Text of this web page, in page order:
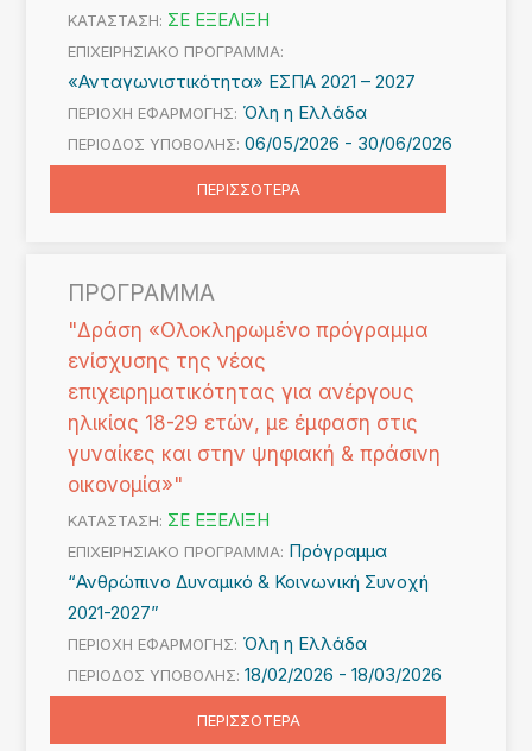
ΚΑΤΑΣΤΑΣΗ: ΣΕ ΕΞΕΛΙΞΗ
ΕΠΙΧΕΙΡΗΣΙΑΚΟ ΠΡΟΓΡΑΜΜΑ:
«Ανταγωνιστικότητα» ΕΣΠΑ 2021 – 2027
ΠΕΡΙΟΧΗ ΕΦΑΡΜΟΓΗΣ: Όλη η Ελλάδα
ΠΕΡΙΟΔΟΣ ΥΠΟΒΟΛΗΣ:06/05/2026 - 30/06/2026
ΠΕΡΙΣΣΟΤΕΡΑ
ΠΡΟΓΡΑΜΜΑ
"Δράση «Ολοκληρωμένο πρόγραμμα
ενίσχυσης της νέας
επιχειρηματικότητας για ανέργους
ηλικίας 18-29 ετών, με έμφαση στις
γυναίκες και στην ψηφιακή & πράσινη
οικονομία»"
ΚΑΤΑΣΤΑΣΗ: ΣΕ ΕΞΕΛΙΞΗ
ΕΠΙΧΕΙΡΗΣΙΑΚΟ ΠΡΟΓΡΑΜΜΑ: Πρόγραμμα
“Ανθρώπινο Δυναμικό & Κοινωνική Συνοχή
2021-2027”
ΠΕΡΙΟΧΗ ΕΦΑΡΜΟΓΗΣ: Όλη η Ελλάδα
ΠΕΡΙΟΔΟΣ ΥΠΟΒΟΛΗΣ:18/02/2026 -18/03/2026
ΠΕΡΙΣΣΟΤΕΡΑ